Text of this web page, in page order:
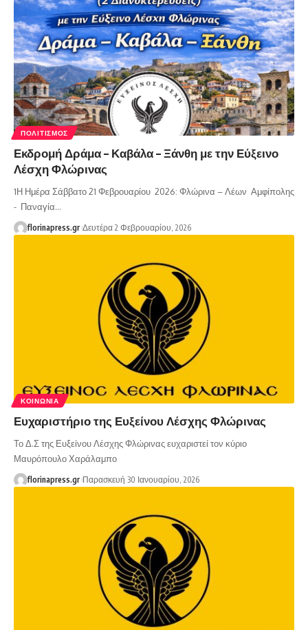
ΠΟΛΙΤΙΣΜΌΣ
Εκδρομή Δράμα – Καβάλα – Ξάνθη με την Εύξεινο
Λέσχη Φλώρινας
1Η Ημέρα Σάββατο 21 Φεβρουαρίου 2026: Φλώρινα – Λέων Αμφίπολης
- Παναγία…
florinapress.gr Δευτέρα 2 Φεβρουαρίου, 2026
ΚΟΙΝΩΝΊΑ
Ευχαριστήριο της Ευξείνου Λέσχης Φλώρινας
Το Δ.Σ της Ευξείνου Λέσχης Φλώρινας ευχαριστεί τον κύριο
Μαυρόπουλο Χαράλαμπο
florinapress.gr Παρασκευή 30 Ιανουαρίου, 2026